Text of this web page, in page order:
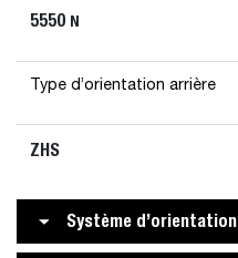
5550 N
Type d’orientation arrière
ZHS
Système d’orientation